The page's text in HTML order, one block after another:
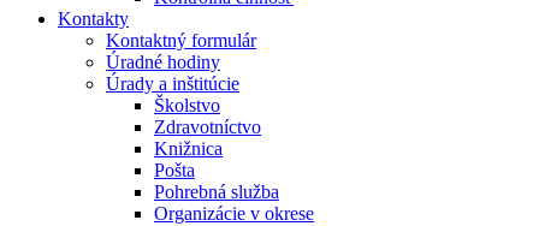
Kontakty
Kontaktný formulár
Úradné hodiny
Úrady a inštitúcie
Školstvo
Zdravotníctvo
Knižnica
Pošta
Pohrebná služba
Organizácie v okrese